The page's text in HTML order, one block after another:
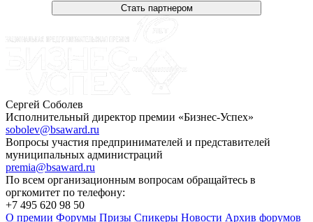
Стать партнером
Сергей Соболев
Исполнительный директор премии «Бизнес-Успех»
sobolev@bsaward.ru
Вопросы участия предпринимателей и представителей
муниципальных администраций
premia@bsaward.ru
По всем организационным вопросам обращайтесь в
оргкомитет по телефону:
+7 495 620 98 50
О премии Форумы Призы Спикеры Новости Архив форумов